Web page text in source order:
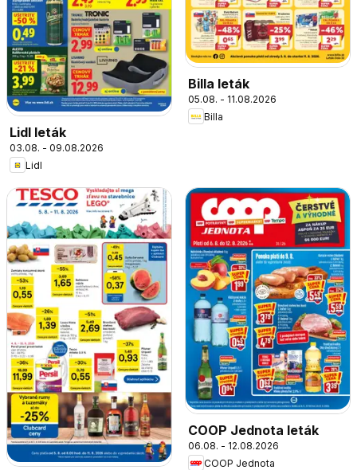
Lidl leták
03.08. - 09.08.2026
Lidl
Billa leták
05.08. - 11.08.2026
Billa
COOP Jednota leták
06.08. - 12.08.2026
COOP Jednota